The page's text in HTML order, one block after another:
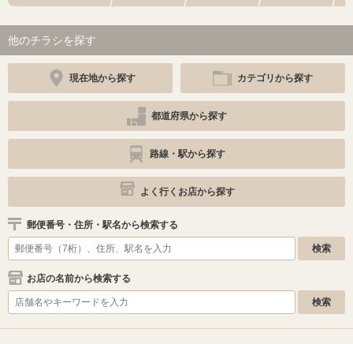
他のチラシを探す
現在地から探す カテゴリから探す
都道府県から探す
路線・駅から探す
よく行くお店から探す
郵便番号・住所・駅名から検索する
お店の名前から検索する